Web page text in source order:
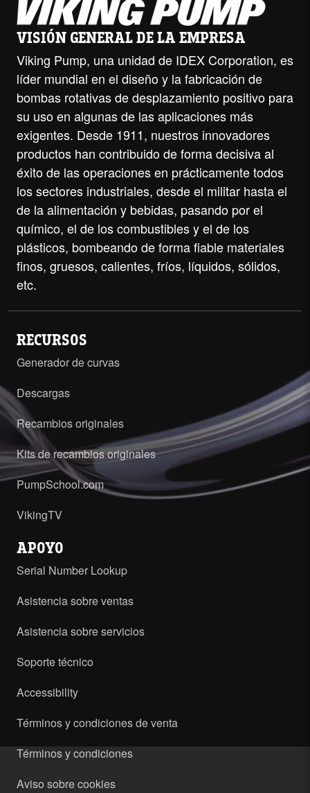
VISIÓN GENERAL DE LA EMPRESA
Viking Pump, una unidad de IDEX Corporation, es
líder mundial en el diseño y la fabricación de
bombas rotativas de desplazamiento positivo para
su uso en algunas de las aplicaciones más
exigentes. Desde 1911, nuestros innovadores
productos han contribuido de forma decisiva al
éxito de las operaciones en prácticamente todos
los sectores industriales, desde el militar hasta el
de la alimentación y bebidas, pasando por el
químico, el de los combustibles y el de los
plásticos, bombeando de forma fiable materiales
finos, gruesos, calientes, fríos, líquidos, sólidos,
etc.
RECURSOS
Generador de curvas
Descargas
Recambios originales
Kits de recambios originales
PumpSchool.com
VikingTV
APOYO
Serial Number Lookup
Asistencia sobre ventas
Asistencia sobre servicios
Soporte técnico
Accessibility
Términos y condiciones de venta
Términos y condiciones
Aviso sobre cookies